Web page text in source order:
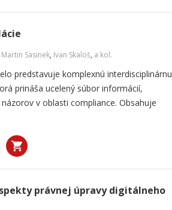
Martin Sasinek, Ivan Skaloš, a kol.
predstavuje komplexnú interdisciplinárnu
prináša ucelený súbor informácií,
v oblasti compliance. Obsahuje
právnej úpravy digitálneho